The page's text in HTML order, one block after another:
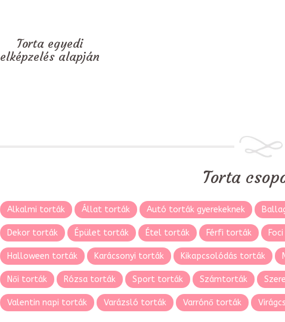
Torta egyedi
elképzelés alapján
Torta
Alkalmi torták Állat torták Autó torták gyerekeknek
Dekor torták Épület torták Étel torták Férfi torták
Halloween torták Karácsonyi torták Kikapcsolódás torták
Női torták Rózsa torták Sport torták Számtorták
Valentin napi torták Varázsló torták Varrónő torták